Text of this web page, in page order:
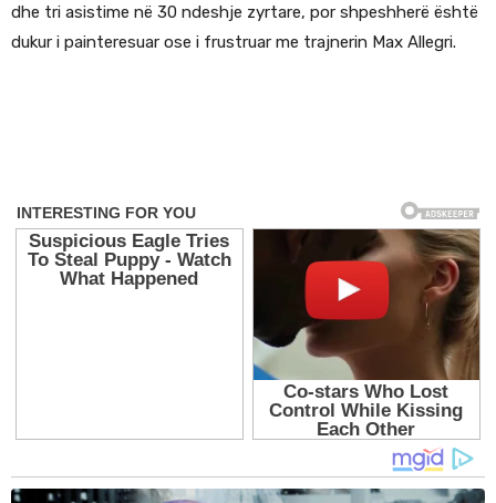
dhe tri asistime në 30 ndeshje zyrtare, por shpeshherë është
dukur i painteresuar ose i frustruar me trajnerin Max Allegri.